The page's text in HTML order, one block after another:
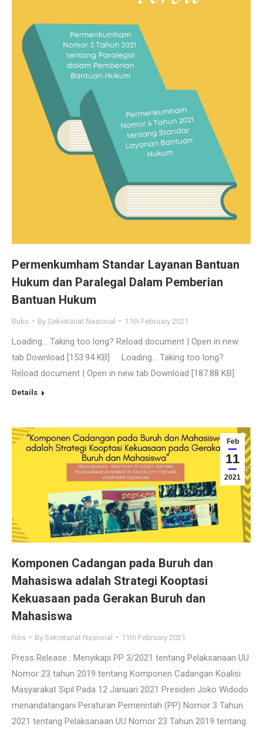
Permenkumham Standar Layanan Bantuan
Hukum dan Paralegal Dalam Pemberian
Bantuan Hukum
Buku By Sekretariat Nasional 11th February 2021
Loading… Taking too long? Reload document | Open in new
tab Download [153.94 KB] Loading… Taking too long?
Reload document | Open in new tab Download [187.88 KB]
Details
Feb
11
2021
Komponen Cadangan pada Buruh dan
Mahasiswa adalah Strategi Kooptasi
Kekuasaan pada Gerakan Buruh dan
Mahasiswa
Rilis By Sekretariat Nasional 11th February 2021
Press Release : Menyikapi PP 3/2021 tentang Pelaksanaan UU
Nomor 23 tahun 2019 tentang Komponen Cadangan Koalisi
Masyarakat Sipil Pada 12 Januari 2021 Presiden Joko Widodo
menandatangani Peraturan Pemerintah (PP) Nomor 3 Tahun
2021 tentang Pelaksanaan UU Nomor 23 Tahun 2019 tentang